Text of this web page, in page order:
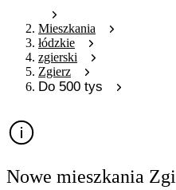
Mieszkania
łódzkie
zgierski
Zgierz
Do 500 tys
Nowe mieszkania